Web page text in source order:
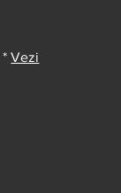
Vezi